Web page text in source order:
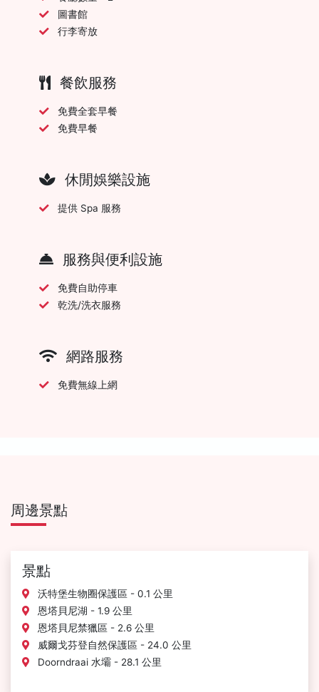
圖書館
行李寄放
餐飲服務
免費全套早餐
免費早餐
休閒娛樂設施
提供 Spa 服務
服務與便利設施
免費自助停車
乾洗/洗衣服務
網路服務
免費無線上網
周邊景點
景點
沃特堡生物圈保護區 - 0.1 公里
恩塔貝尼湖 - 1.9 公里
恩塔貝尼禁獵區 - 2.6 公里
威爾戈芬登自然保護區 - 24.0 公里
Doorndraai 水壩 - 28.1 公里